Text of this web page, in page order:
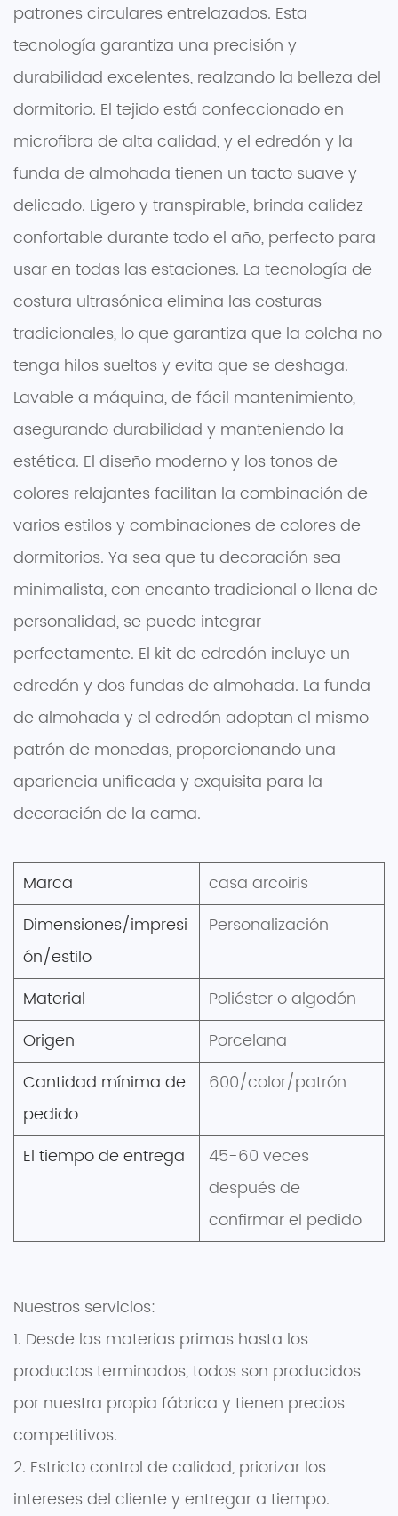
patrones circulares entrelazados. Esta
tecnología garantiza una precisión y
durabilidad excelentes, realzando la belleza del
dormitorio. El tejido está confeccionado en
microfibra de alta calidad, y el edredón y la
funda de almohada tienen un tacto suave y
delicado. Ligero y transpirable, brinda calidez
confortable durante todo el año, perfecto para
usar en todas las estaciones. La tecnología de
costura ultrasónica elimina las costuras
tradicionales, lo que garantiza que la colcha no
tenga hilos sueltos y evita que se deshaga.
Lavable a máquina, de fácil mantenimiento,
asegurando durabilidad y manteniendo la
estética. El diseño moderno y los tonos de
colores relajantes facilitan la combinación de
varios estilos y combinaciones de colores de
dormitorios. Ya sea que tu decoración sea
minimalista, con encanto tradicional o llena de
personalidad, se puede integrar
perfectamente. El kit de edredón incluye un
edredón y dos fundas de almohada. La funda
de almohada y el edredón adoptan el mismo
patrón de monedas, proporcionando una
apariencia unificada y exquisita para la
decoración de la cama.
Marca
casa arcoiris
Dimensiones/impresi
ón/estilo
Personalización
Material
Poliéster o algodón
Origen
Porcelana
Cantidad mínima de
pedido
600/color/patrón
El tiempo de entrega
45-60 veces
después de
confirmar el pedido
Nuestros servicios:
1. Desde las materias primas hasta los
productos terminados, todos son producidos
por nuestra propia fábrica y tienen precios
competitivos.
2. Estricto control de calidad, priorizar los
intereses del cliente y entregar a tiempo.